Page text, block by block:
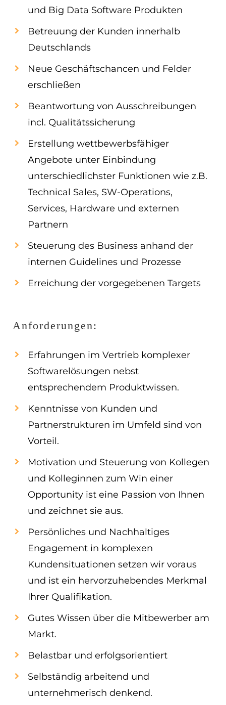
und Big Data Software Produkten
Betreuung der Kunden innerhalb
Deutschlands
Neue Geschäftschancen und Felder
erschließen
Beantwortung von Ausschreibungen
incl. Qualitätssicherung
Erstellung wettbewerbsfähiger
Angebote unter Einbindung
unterschiedlichster Funktionen wie z.B.
Technical Sales, SW-Operations,
Services, Hardware und externen
Partnern
Steuerung des Business anhand der
internen Guidelines und Prozesse
Erreichung der vorgegebenen Targets
Anforderungen:
Erfahrungen im Vertrieb komplexer
Softwarelösungen nebst
entsprechendem Produktwissen.
Kenntnisse von Kunden und
Partnerstrukturen im Umfeld sind von
Vorteil.
Motivation und Steuerung von Kollegen
und Kolleginnen zum Win einer
Opportunity ist eine Passion von Ihnen
und zeichnet sie aus.
Persönliches und Nachhaltiges
Engagement in komplexen
Kundensituationen setzen wir voraus
und ist ein hervorzuhebendes Merkmal
Ihrer Qualifikation.
Gutes Wissen über die Mitbewerber am
Markt.
Belastbar und erfolgsorientiert
Selbständig arbeitend und
unternehmerisch denkend.